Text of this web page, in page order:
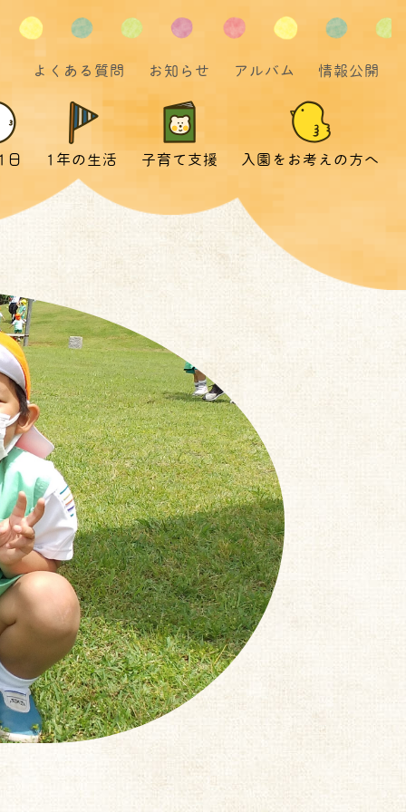
よくある質問 お知らせ アルバム 情報公開
日 1年の生活 子育て支援 入園をお考えの方へ